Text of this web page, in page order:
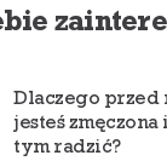
Dlaczego przed
jesteś zmęczona
tym radzić?